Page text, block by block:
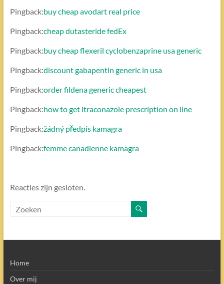
Pingback:buy cheap avodart real price
Pingback:cheap dutasteride fedEx
Pingback:buy cheap flexeril cyclobenzaprine usa generic
Pingback:discount gabapentin generic in usa
Pingback:order fildena generic cheapest
Pingback:how to get itraconazole prescription on line
Pingback:žádný předpis kamagra
Pingback:femme canadienne kamagra
Reacties zijn gesloten.
Home
Over mij